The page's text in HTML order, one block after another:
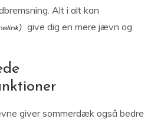
Alt i alt kan
give dig en mere jævn og
giver sommerdæk også bedre